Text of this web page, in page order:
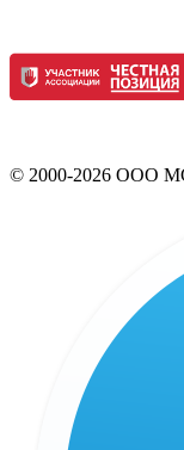
© 2000-2026 ООО